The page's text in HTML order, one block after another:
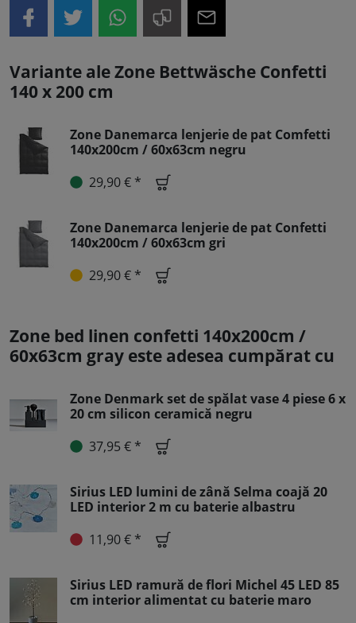
Variante ale Zone Bettwäsche Confetti
140 x 200 cm
Zone Danemarca lenjerie de pat Comfetti
140x200cm / 60x63cm negru
29,90 € *
Zone Danemarca lenjerie de pat Confetti
140x200cm / 60x63cm gri
29,90 € *
Zone bed linen confetti 140x200cm /
60x63cm gray este adesea cumpărat cu
Zone Denmark set de spălat vase 4 piese 6 x
20 cm silicon ceramică negru
37,95 € *
Sirius LED lumini de zână Selma coajă 20
LED interior 2 m cu baterie albastru
11,90 € *
Sirius LED ramură de flori Michel 45 LED 85
cm interior alimentat cu baterie maro